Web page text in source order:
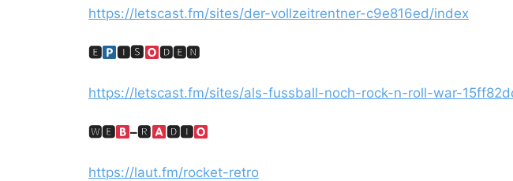
https://letscast.fm/sites/der-vollzeitrentner-c9e816ed/index
🅴 🅸🆂 🅳🅴🅽
https://letscast.fm/sites/als-fussball-noch-rock-n-roll-war-
🆆🅴 –🆁 🅳🅸
https://laut.fm/rocket-retro